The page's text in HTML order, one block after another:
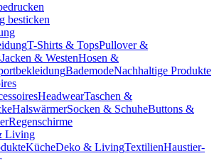
besticken
T-Shirts & TopsPullover &
Jacken & WestenHosen &
BademodeNachhaltige Produkte
HeadwearTaschen &
HalswärmerSocken & SchuheButtons &
Regenschirme
Living
KücheDeko & LivingTextilienHaustier-